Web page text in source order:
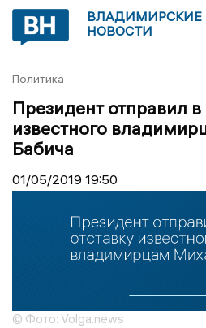
ВЛАДИМИРСКИЕ
НОВОСТИ
Политика
Президент отправил в
известного
Бабича
01/05/2019 19:50
© Фото: Volga.news